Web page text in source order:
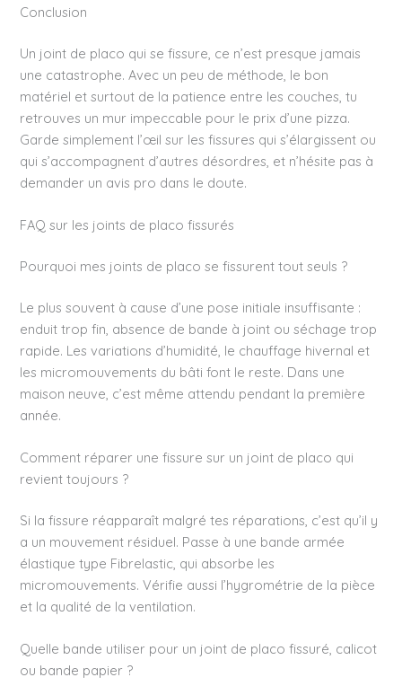
Conclusion
Un joint de placo qui se fissure, ce n’est presque jamais
une catastrophe. Avec un peu de méthode, le bon
matériel et surtout de la patience entre les couches, tu
retrouves un mur impeccable pour le prix d’une pizza.
Garde simplement l’œil sur les fissures qui s’élargissent ou
qui s’accompagnent d’autres désordres, et n’hésite pas à
demander un avis pro dans le doute.
FAQ sur les joints de placo fissurés
Pourquoi mes joints de placo se fissurent tout seuls ?
Le plus souvent à cause d’une pose initiale insuffisante :
enduit trop fin, absence de bande à joint ou séchage trop
rapide. Les variations d’humidité, le chauffage hivernal et
les micromouvements du bâti font le reste. Dans une
maison neuve, c’est même attendu pendant la première
année.
Comment réparer une fissure sur un joint de placo qui
revient toujours ?
Si la fissure réapparaît malgré tes réparations, c’est qu’il y
a un mouvement résiduel. Passe à une bande armée
élastique type Fibrelastic, qui absorbe les
micromouvements. Vérifie aussi l’hygrométrie de la pièce
et la qualité de la ventilation.
Quelle bande utiliser pour un joint de placo fissuré, calicot
ou bande papier ?